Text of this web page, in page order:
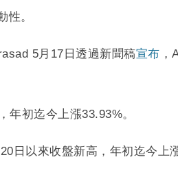
性。
5月17日透過新聞稿宣布
年初迄今上漲33.93%。
日以來收盤新高，年初迄今上